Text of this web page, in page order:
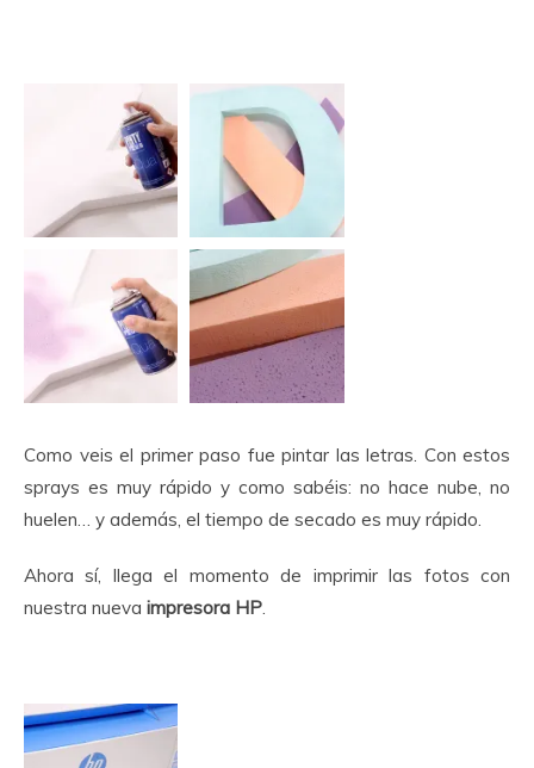
Como veis el primer paso fue pintar las letras. Con estos
sprays es muy rápido y como sabéis: no hace nube, no
huelen… y además, el tiempo de secado es muy rápido.
Ahora sí, llega el momento de imprimir las fotos con
nuestra nueva impresora HP.